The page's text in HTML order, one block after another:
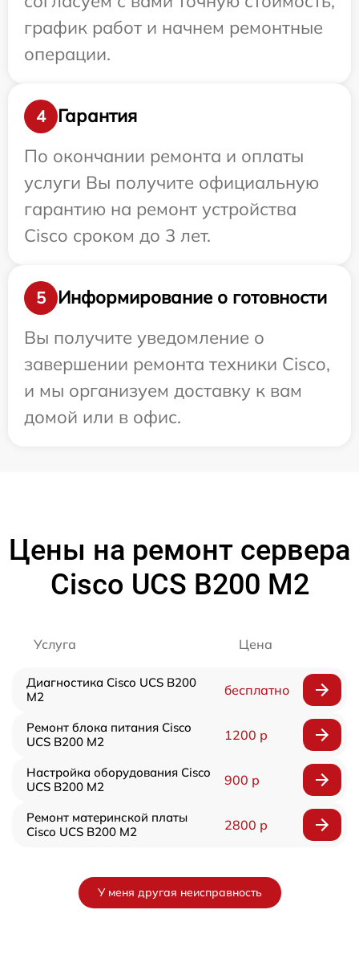
график работ и начнем ремонтные
операции.
4
Гарантия
По окончании ремонта и оплаты
услуги Вы получите официальную
гарантию на ремонт устройства
Cisco сроком до 3 лет.
5
Информирование о готовности
Вы получите уведомление о
завершении ремонта техники Cisco,
и мы организуем доставку к вам
домой или в офис.
Цены на ремонт сервера
Cisco UCS B200 M2
Услуга Цена
Диагностика Cisco UCS B200
M2
бесплатно
Ремонт блока питания Cisco
UCS B200 M2
1200 р
Настройка оборудования Cisco
UCS B200 M2
900 р
Ремонт материнской платы
Cisco UCS B200 M2
2800 р
У меня другая неисправность